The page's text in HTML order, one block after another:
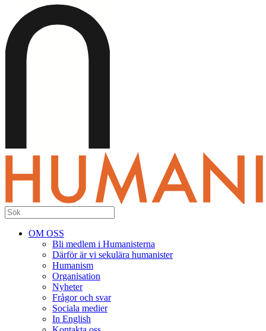
OM OSS
Bli medlem i Humanisterna
Därför är vi sekulära humanister
Humanism
Organisation
Nyheter
Frågor och svar
Sociala medier
In English